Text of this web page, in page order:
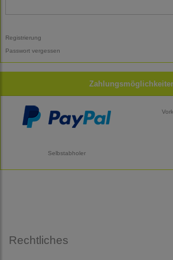
Registrierung
Passwort vergessen
Selbstabholer
Rechtliches